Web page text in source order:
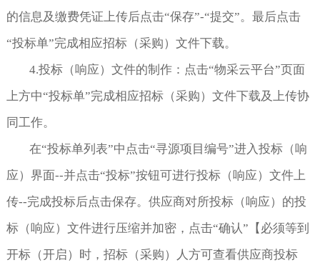
的信息及缴费凭证上传后点击“保存”-“提交”。最后点击
“投标单”完成相应招标（采购）文件下载。
4.投标（响应）文件的制作：点击“物采云平台”页面
上方中“投标单”完成相应招标（采购）文件下载及上传协
同工作。
在“投标单列表”中点击“寻源项目编号”进入投标（响
应）界面--并点击“投标”按钮可进行投标（响应）文件上
传--完成投标后点击保存。供应商对所投标（响应）的投
标（响应）文件进行压缩并加密，点击“确认”【必须等到
开标（开启）时，招标（采购）人方可查看供应商投标